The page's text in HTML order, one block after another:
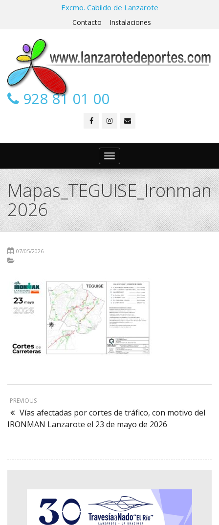
Excmo. Cabildo de Lanzarote
Contacto Instalaciones
928 81 01 00
Toggle
navigation
Mapas_TEGUISE_Ironman
2026
07/05/2026
PREVIOUS
Vías afectadas por cortes de tráfico, con motivo del
IRONMAN Lanzarote el 23 de mayo de 2026